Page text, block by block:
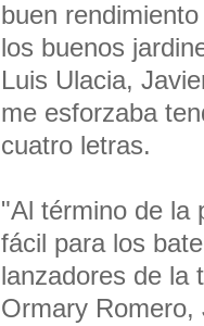
buen
los buenos
Luis Ulacia,
me esforzaba
cuatro letras.
"Al término de la
fácil para los
lanzadores de la
Ormary Romero,